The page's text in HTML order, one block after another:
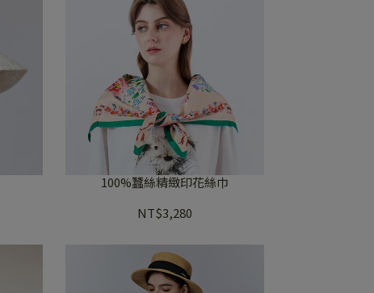
100%蠶絲精緻印花絲巾
NT$3,280